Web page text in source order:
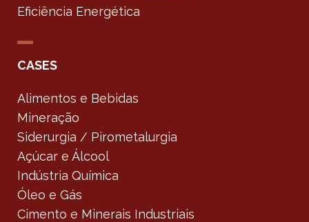
Eficiência Energética
CASES
Alimentos e Bebidas
Mineração
Siderurgia / Pirometalurgia
Açúcar e Álcool
Indústria Química
Óleo e Gás
Cimento e Minerais Industriais